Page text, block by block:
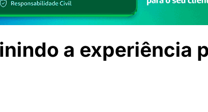
a experiência